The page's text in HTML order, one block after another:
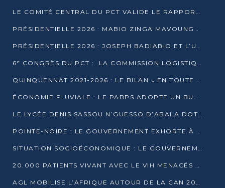
LE COMITÉ CENTRAL DU PCT VALIDE LE RAPPORT DU CONGRÈS ET SOUTIENT DENIS SASSOU N’GUESSO
PRÉSIDENTIELLE 2026 : MABIO ZINGA MAVOUNGOU DÉCLARE SA CANDIDATURE ET CHARGE LE BILAN DU PCT
PRÉSIDENTIELLE 2026 : JOSEPH BADIABIO ET L’UDH-YUKI JOUENT LA PRUDENCE
6ᵉ CONGRÈS DU PCT : LA COMMISSION LOGISTIQUE ASSURE LA DISTRIBUTION DES KITS
QUINQUENNAT 2021-2026 : LE BILAN « EN TOUTE TRANSPARENCE » PRÉSENTÉ À LA PRESSE
ÉCONOMIE FLUVIALE : LE PABPS ADOPTE UN BUDGET 2026 DE PLUS DE 2,7 MILLIARDS FCFA
LE LYCÉE DENIS SASSOU N’GUESSO D’ABALA DOTÉ D’UNE SALLE MULTIMÉDIA
POINTE-NOIRE : LE GOUVERNEMENT EXHORTE À UN USAGE RESPONSABLE DU NOUVEAU MATÉRIEL MUNICIPAL
SITUATION SOCIOÉCONOMIQUE : LE GOUVERNEMENT INTERPELLÉ DEVANT LE SÉNAT
20.000 PATIENTS VIVANT AVEC LE VIH MENACÉS D’ARRÊT DE TRAITEMENT
AGL MOBILISE L’AFRIQUE AUTOUR DE LA CAN 2025